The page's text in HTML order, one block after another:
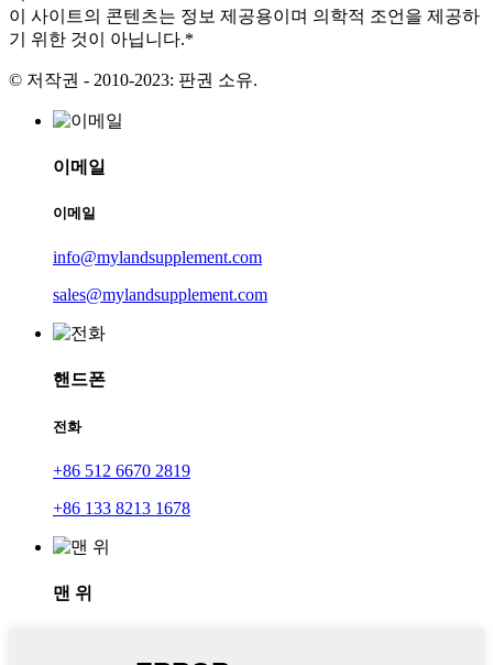
이 사이트의 콘텐츠는 정보 제공용이며 의학적 조언을 제공하
기 위한 것이 아닙니다.*
© 저작권 - 2010-2023: 판권 소유.
이메일
이메일
info@mylandsupplement.com
sales@mylandsupplement.com
핸드폰
전화
+86 512 6670 2819
+86 133 8213 1678
맨 위